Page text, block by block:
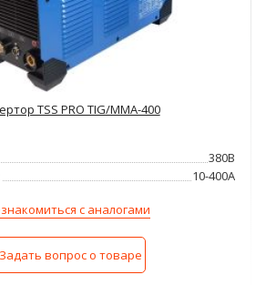
TSS PRO TIG/MMA-400
380В
10-400А
с аналогами
Задать вопрос о товаре